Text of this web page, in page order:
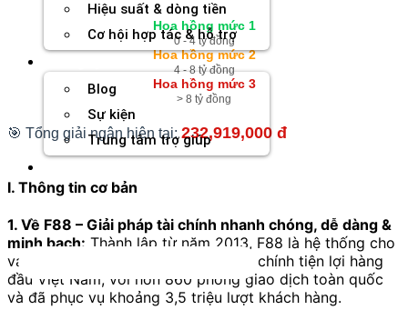
Hiệu suất & dòng tiền
Cơ hội hợp tác & hỗ trợ
Blog
Sự kiện
Trung tâm trợ giúp
Hoa hồng mức 1
0 - 4 tỷ đồng
Hoa hồng mức 2
4 - 8 tỷ đồng
Hoa hồng mức 3
> 8 tỷ đồng
🎯 Tổng giải ngân hiện tại:232,919,000 đ
I. Thông tin cơ bản
1. Về F88 – Giải pháp tài chính nhanh chóng, dễ dàng &
minh bạch: Thành lập từ năm 2013, F88 là hệ thống cho
vay cầm cố và cung cấp dịch vụ tài chính tiện lợi hàng
đầu Việt Nam, với hơn 860 phòng giao dịch toàn quốc
và đã phục vụ khoảng 3,5 triệu lượt khách hàng.